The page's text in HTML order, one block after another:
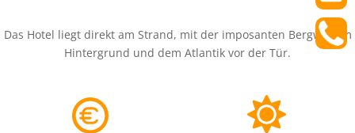
Das Hotel liegt direkt am Strand, mit der imposanten Bergwelt im
Hintergrund und dem Atlantik vor der Tür.